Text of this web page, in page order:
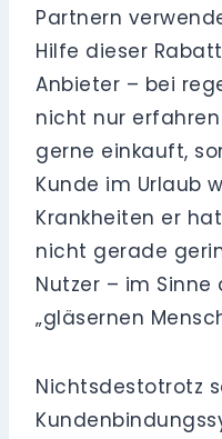
Partnern
Hilfe dieser
Anbieter – bei
nicht nur
gerne einkauft,
Kunde im Urlaub
Krankheiten er
nicht gerade
Nutzer – im
„gläsernen
Nichtsdestotrotz